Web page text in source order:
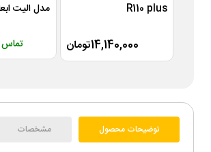
R110 plus
14,140,000تومان
تماس
توضیحات محصول مشخصات